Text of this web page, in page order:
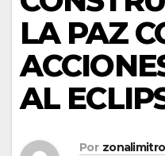
LA PAZ
AL
Por